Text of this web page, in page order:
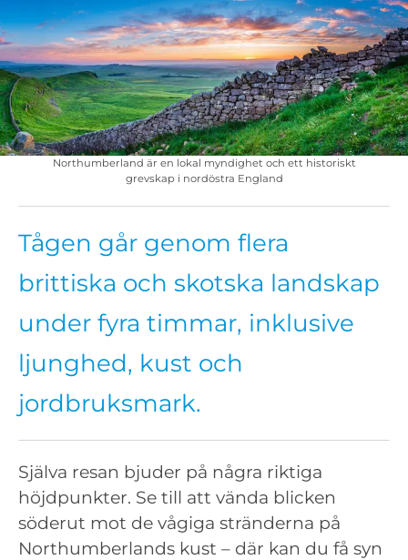
Northumberland är en lokal myndighet och ett historiskt
grevskap i nordöstra England
Tågen går genom flera
brittiska och skotska landskap
under fyra timmar, inklusive
ljunghed, kust och
jordbruksmark.
Själva resan bjuder på några riktiga
höjdpunkter. Se till att vända blicken
söderut mot de vågiga stränderna på
Northumberlands kust – där kan du få syn